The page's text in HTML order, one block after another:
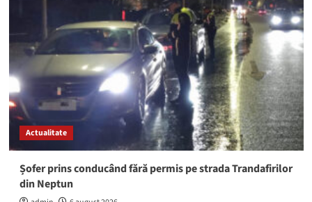
Actualitate
Șofer prins conducând fără permis pe strada Trandafirilor
din Neptun